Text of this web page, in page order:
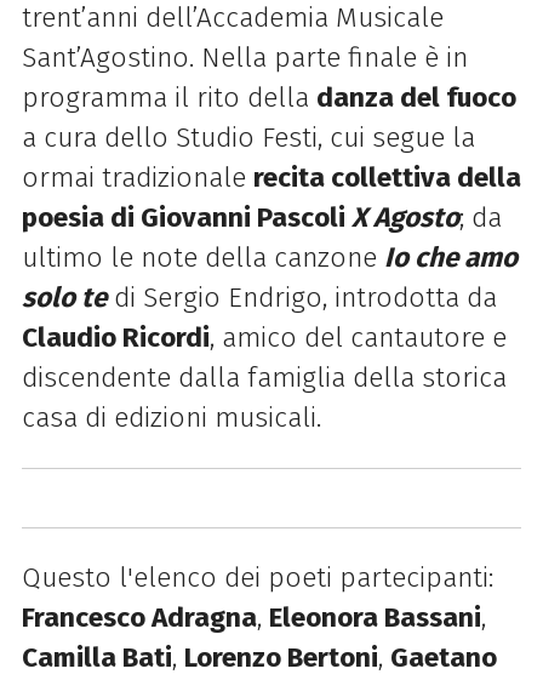
trent’anni dell’Accademia Musicale
Sant’Agostino. Nella parte finale è in
programma il rito della danza del fuoco
a cura dello Studio Festi, cui segue la
ormai tradizionale recita collettiva della
poesia di Giovanni Pascoli X Agosto; da
ultimo le note della canzone Io che amo
solo tedi Sergio Endrigo, introdotta da
Claudio Ricordi, amico del cantautore e
discendente dalla famiglia della storica
casa di edizioni musicali.
Questo l'elenco dei poeti partecipanti:
Francesco Adragna, Eleonora Bassani,
Camilla Bati, Lorenzo Bertoni, Gaetano